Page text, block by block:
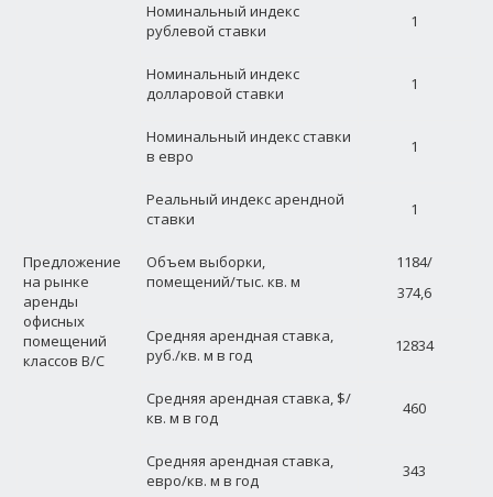
Номинальный индекс
рублевой ставки
1
Номинальный индекс
долларовой ставки
1
Номинальный индекс ставки
в евро
1
Реальный индекс арендной
ставки
1
Предложение
на рынке
аренды
офисных
помещений
классов В/С
Объем выборки,
помещений/тыс. кв. м
1184/
374,6
Средняя арендная ставка,
руб./кв. м в год
12834
Средняя арендная ставка, $/
кв. м в год
460
Средняя арендная ставка,
евро/кв. м в год
343